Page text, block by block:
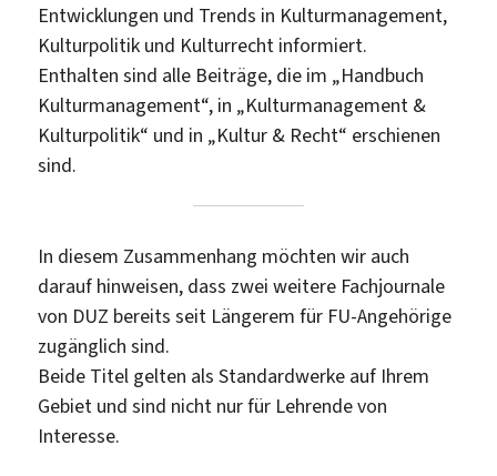
Entwicklungen und Trends in Kulturmanagement,
Kulturpolitik und Kulturrecht informiert.
Enthalten sind alle Beiträge, die im „Handbuch
Kulturmanagement“, in „Kulturmanagement &
Kulturpolitik“ und in „Kultur & Recht“ erschienen
sind.
In diesem Zusammenhang möchten wir auch
darauf hinweisen, dass zwei weitere Fachjournale
von DUZ bereits seit Längerem für FU-Angehörige
zugänglich sind.
Beide Titel gelten als Standardwerke auf Ihrem
Gebiet und sind nicht nur für Lehrende von
Interesse.